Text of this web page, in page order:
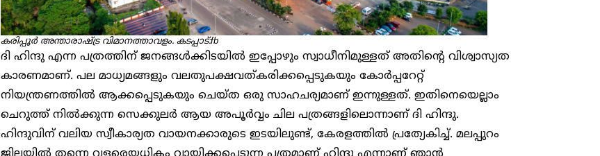
കരിപ്പൂർ അന്താരാഷ്ട്ര വിമാനത്താവളം. കടപ്പാട്:fb
ദി ഹിന്ദു എന്ന പത്രത്തിന് ജനങ്ങൾക്കിടയിൽ ഇപ്പോഴും സ്വാധീനിമുള്ളത് അതിന്റെ വിശ്വാസ്യത
കാരണമാണ്. പല മാധ്യമങ്ങളും വലതുപക്ഷവത്കരിക്കപ്പെടുകയും കോർപ്പറേറ്റ്
നിയന്ത്രണത്തിൽ ആക്കപ്പെടുകയും ചെയ്ത ഒരു സാഹചര്യമാണ് ഇന്നുള്ളത്. ഇതിനെയെല്ലാം
ചെറുത്ത് നിൽക്കുന്ന സെക്കുലർ ആയ അപൂർവ്വം ചില പത്രങ്ങളിലൊന്നാണ് ദി ഹിന്ദു.
ഹിന്ദുവിന് വലിയ സ്വീകാര്യത വായനക്കാരുടെ ഇടയിലുണ്ട്, കേരളത്തിൽ പ്രത്യേകിച്ച്. മലപ്പുറം